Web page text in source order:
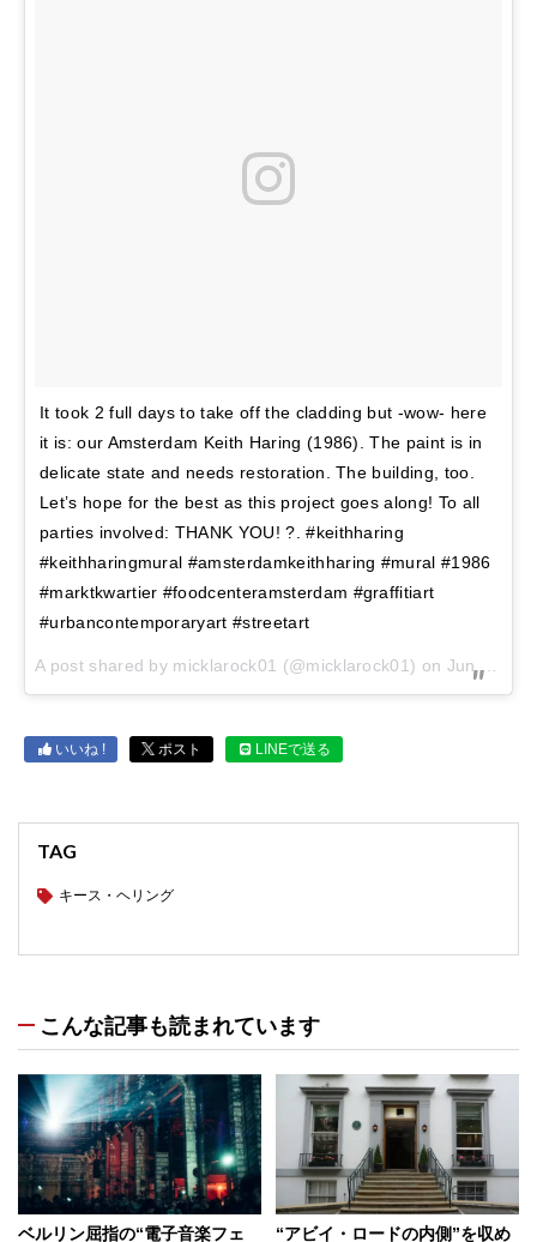
It took 2 full days to take off the cladding but -wow- here
it is: our Amsterdam Keith Haring (1986). The paint is in
delicate state and needs restoration. The building, too.
Let’s hope for the best as this project goes along! To all
parties involved: THANK YOU! ?. #keithharing
#keithharingmural #amsterdamkeithharing #mural #1986
#marktkwartier #foodcenteramsterdam #graffitiart
#urbancontemporaryart #streetart
A post shared by micklarock01 (@micklarock01) on Jun 20, 2018 at 1:28am PDT
いいね ! ポスト LINEで送る
TAG
キース・ヘリング
こんな記事も読まれています
ベルリン屈指の“電子音楽フェ “アビイ・ロードの内側”を収め